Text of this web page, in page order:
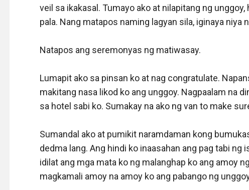
veil sa ikakasal. Tumayo ako at nilapitang ng
pala. Nang matapos naming lagyan sila, iginaya niya
Natapos ang seremonyas ng matiwasay.
Lumapit ako sa pinsan ko at nag congratulate.
makitang nasa likod ko ang unggoy. Nagpaalam na
sa hotel sabi ko. Sumakay na ako ng van to make
Sumandal ako at pumikit naramdaman kong
dedma lang. Ang hindi ko inaasahan ang pag tabi ng
idilat ang mga mata ko ng malanghap ko ang amoy
magkamali amoy na amoy ko ang pabango ng